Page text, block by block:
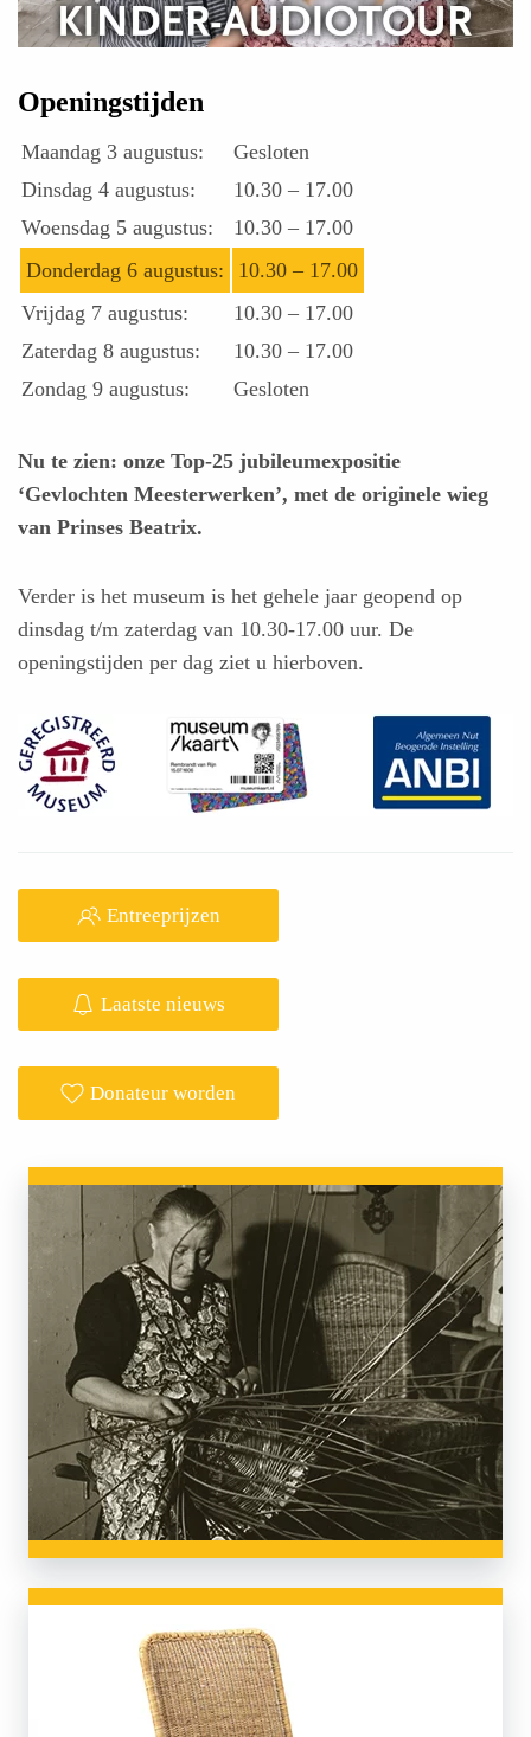
Openingstijden
Maandag 3 augustus:
Gesloten
Dinsdag 4 augustus:
10.30 – 17.00
Woensdag 5 augustus:
10.30 – 17.00
Donderdag 6 augustus:
10.30 – 17.00
Vrijdag 7 augustus:
10.30 – 17.00
Zaterdag 8 augustus:
10.30 – 17.00
Zondag 9 augustus:
Gesloten
Nu te zien: onze Top-25 jubileumexpositie
‘Gevlochten Meesterwerken’, met de originele wieg
van Prinses Beatrix.
Verder is het museum is het gehele jaar geopend op
dinsdag t/m zaterdag van 10.30-17.00 uur. De
openingstijden per dag ziet u hierboven.
Entreeprijzen
Laatste nieuws
Donateur worden